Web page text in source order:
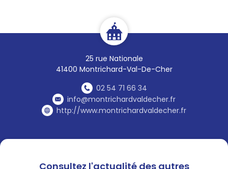
25 rue Nationale
41400 Montrichard-Val-De-Cher
02 54 71 66 34
info@montrichardvaldecher.fr
http://www.montrichardvaldecher.fr
❌ interdiction d’allumer des
feux de camps et feux de joie
en toute zone.
Val de Cher vous
communiquera les
éventuelles interdictions et
suivre les informations de la
Consultez l'actualité des autres